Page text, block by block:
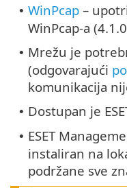
• WinPcap –
WinPcap-a
• Mrežu je
(odgovarajući
komunikacija
• Dostupan je
• ESET
instaliran na
podržane sve